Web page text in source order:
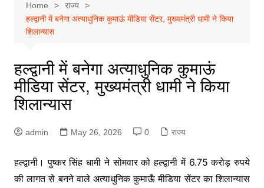
Home
राज्य
हल्द्वानी में बनेगा अत्याधुनिक कुमाऊं मीडिया सेंटर, मुख्यमंत्री धामी ने किया
शिलान्यास
हल्द्वानी में बनेगा अत्याधुनिक कुमाऊं
मीडिया सेंटर, मुख्यमंत्री धामी ने किया
शिलान्यास
admin May 26, 2026 0 राज्य
हल्द्वानी। पुष्कर सिंह धामी ने सोमवार को हल्द्वानी में 6.75 करोड़ रुपये
की लागत से बनने वाले अत्याधुनिक कुमाऊँ मीडिया सेंटर का शिलान्यास